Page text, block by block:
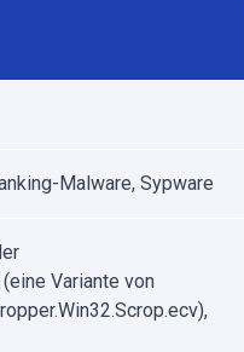
Malware, Sypware
(eine Variante von